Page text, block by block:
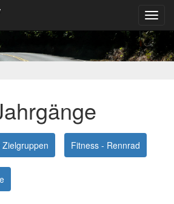
Zielgruppen Fitness - Rennrad